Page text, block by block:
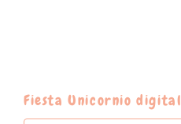
Fiesta Unicornio digital